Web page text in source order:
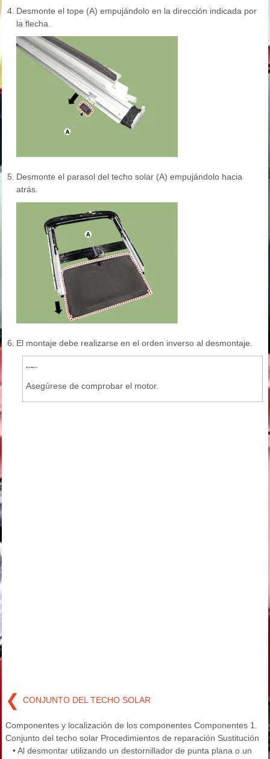
4. Desmonte el tope (A) empujándolo en la dirección indicada por
la flecha.
5. Desmonte el parasol del techo solar (A) empujándolo hacia
atrás.
6. El montaje debe realizarse en el orden inverso al desmontaje.
Asegúrese de comprobar el motor.
❮ CONJUNTO DEL TECHO SOLAR
Componentes y localización de los componentes Componentes 1.
Conjunto del techo solar Procedimientos de reparación Sustitución
• Al desmontar utilizando un destornillador de punta plana o un